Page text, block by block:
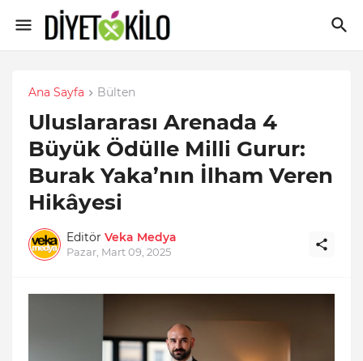
Ana Sayfa Bülten
Uluslararası Arenada 4
Büyük Ödülle Milli Gurur:
Burak Yaka’nın İlham Veren
Hikâyesi
Editör Veka Medya
Pazar, Mart 09, 2025